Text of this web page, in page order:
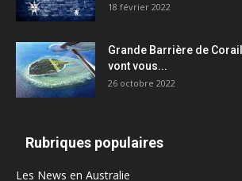
18 février 2022
Grande Barrière de
vont vous...
26 octobre 2022
Rubriques populaires
Les News en Australie